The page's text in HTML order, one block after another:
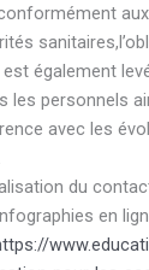
également
les personnels
avec les
du
en